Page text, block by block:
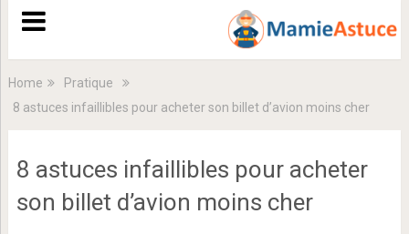
Home
Pratique
8 astuces infaillibles pour acheter son billet d’avion moins cher
8 astuces infaillibles pour acheter
son billet d’avion moins cher